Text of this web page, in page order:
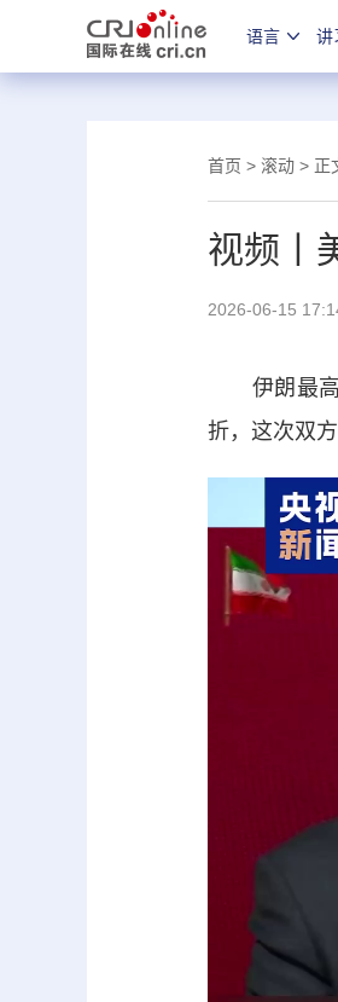
语言 讲
首页 > 滚动 > 正
视频丨
2026-06-15
伊朗最高
折，这次双